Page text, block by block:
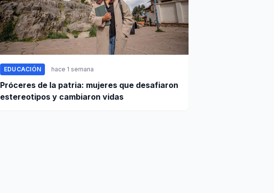
EDUCACIÓN hace 1 semana
Próceres de la patria: mujeres que desafiaron
estereotipos y cambiaron vidas